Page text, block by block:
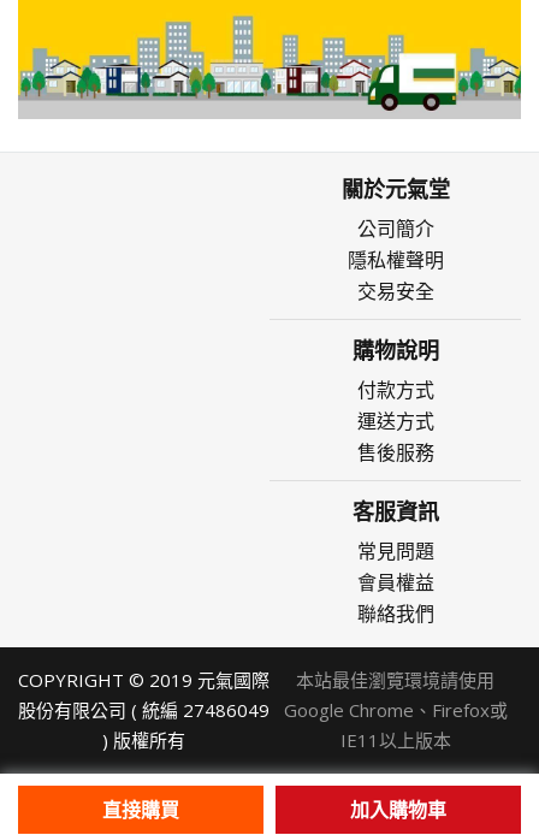
直接購買 加入購物車
關於元氣堂
公司簡介
隱私權聲明
交易安全
購物說明
付款方式
運送方式
售後服務
客服資訊
常見問題
會員權益
聯絡我們
COPYRIGHT © 2019 元氣國際
股份有限公司 ( 統編 27486049
) 版權所有
本站最佳瀏覽環境請使用
Google Chrome、Firefox或
IE11以上版本